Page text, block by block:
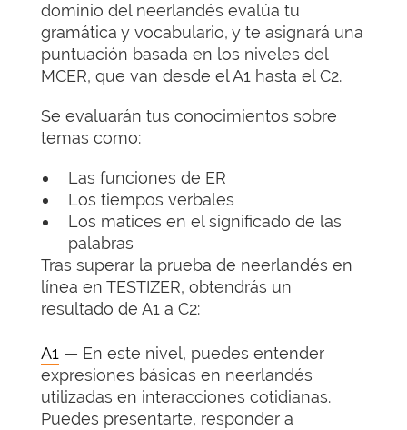
dominio del neerlandés evalúa tu
gramática y vocabulario, y te asignará una
puntuación basada en los niveles del
MCER, que van desde el A1 hasta el C2.
Se evaluarán tus conocimientos sobre
temas como:
Las funciones de ER
Los tiempos verbales
Los matices en el significado de las
palabras
Tras superar la prueba de neerlandés en
línea en TESTIZER, obtendrás un
resultado de A1 a C2:
A1 — En este nivel, puedes entender
expresiones básicas en neerlandés
utilizadas en interacciones cotidianas.
Puedes presentarte, responder a